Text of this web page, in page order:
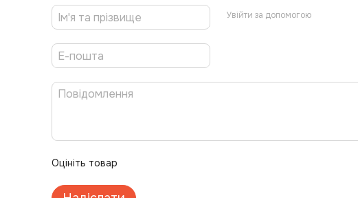
Увійти за допомогою
Оцініть товар